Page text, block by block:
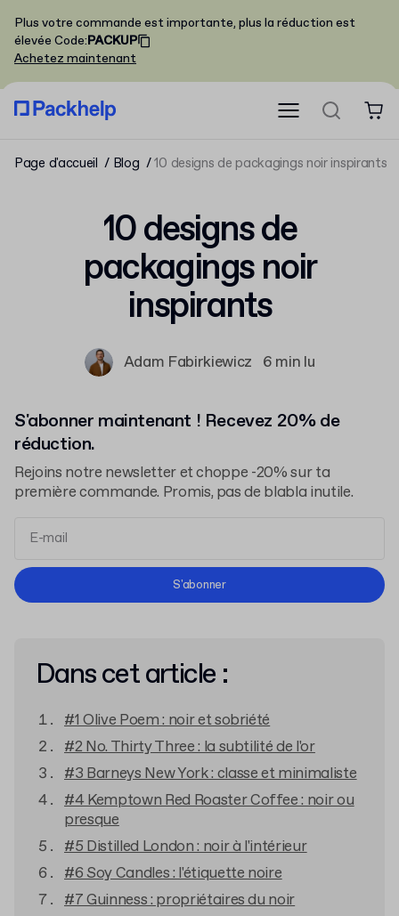
Plus votre commande est importante, plus la réduction est
élevée Code:PACKUP
Achetez maintenant
Page d'accueil Blog 10 designs de packagings noir inspirants
10 designs de
packagings noir
inspirants
Adam Fabirkiewicz 6 min lu
S'abonner maintenant ! Recevez 20% de
réduction.
Rejoins notre newsletter et choppe -20% sur ta
première commande. Promis, pas de blabla inutile.
Conditions d'Utilisation
S'abonner
Dans cet article :
#1 Olive Poem : noir et sobriété
#2 No. Thirty Three : la subtilité de l'or
#3 Barneys New York : classe et minimaliste
#4 Kemptown Red Roaster Coffee : noir ou
presque
#5 Distilled London : noir à l'intérieur
#6 Soy Candles : l'étiquette noire
#7 Guinness : propriétaires du noir